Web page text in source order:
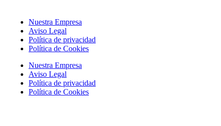
Nuestra Empresa
Aviso Legal
Política de privacidad
Política de Cookies
Nuestra Empresa
Aviso Legal
Política de privacidad
Política de Cookies